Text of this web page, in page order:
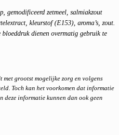
gemodificeerd zetmeel, salmiakzout
kleurstof (E153), aroma’s, zout.
bloeddruk dienen overmatig gebruik te
met grootst mogelijke zorg en volgens
Toch kan het voorkomen dat informatie
deze informatie kunnen dan ook geen